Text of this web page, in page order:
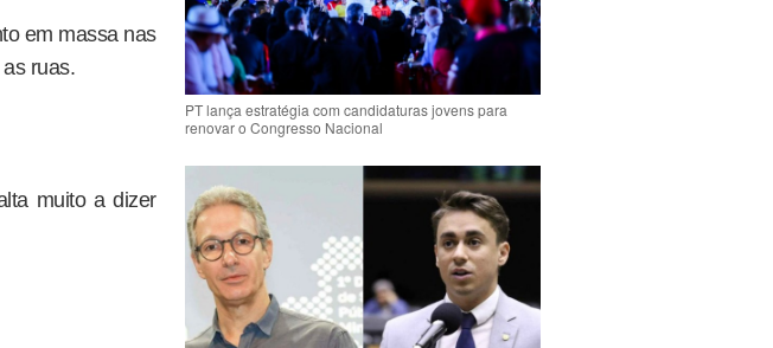
em massa nas
ruas.
muito a dizer
PT lança estratégia com candidaturas jovens para
renovar o Congresso Nacional